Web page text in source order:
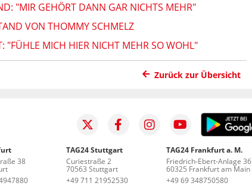
"MIR GEHÖRT DANN GAR NICHTS MEHR"
VON THOMMY SCHMELZ
"FÜHLE MICH HIER NICHT MEHR SO WOHL"
Zurück zur Übersicht
38
TAG24 Stuttgart
Curiestraße 2
70563 Stuttgart
+49 711 21952530
TAG24 Frankfurt a. M.
Friedrich-Ebert-Anlage 36
60325 Frankfurt am Main
+49 69 348750580